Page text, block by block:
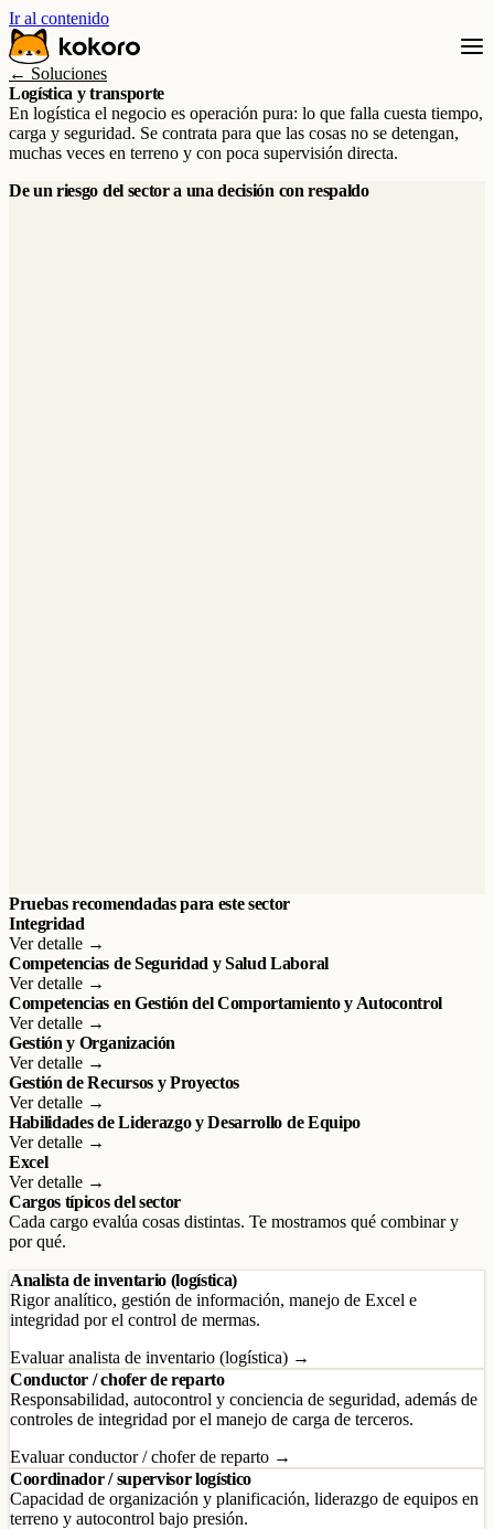
Ir al contenido
← Soluciones
Logística y transporte
En logística el negocio es operación pura: lo que falla cuesta tiempo,
carga y seguridad. Se contrata para que las cosas no se detengan,
muchas veces en terreno y con poca supervisión directa.
De un riesgo del sector a una decisión con respaldo
Pruebas recomendadas para este sector
Integridad
Ver detalle →
Competencias de Seguridad y Salud Laboral
Ver detalle →
Competencias en Gestión del Comportamiento y Autocontrol
Ver detalle →
Gestión y Organización
Ver detalle →
Gestión de Recursos y Proyectos
Ver detalle →
Habilidades de Liderazgo y Desarrollo de Equipo
Ver detalle →
Excel
Ver detalle →
Cargos típicos del sector
Cada cargo evalúa cosas distintas. Te mostramos qué combinar y
por qué.
Analista de inventario (logística)
Rigor analítico, gestión de información, manejo de Excel e
integridad por el control de mermas.
Evaluar analista de inventario (logística) →
Conductor / chofer de reparto
Responsabilidad, autocontrol y conciencia de seguridad, además de
controles de integridad por el manejo de carga de terceros.
Evaluar conductor / chofer de reparto →
Coordinador / supervisor logístico
Capacidad de organización y planificación, liderazgo de equipos en
terreno y autocontrol bajo presión.